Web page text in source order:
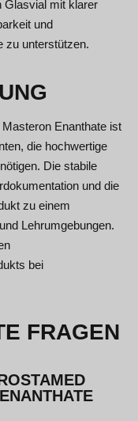
Glasvial mit klarer
und
zu unterstützen.
Enanthate ist
die hochwertige
Die stabile
und die
zu einem
Lehrumgebungen.
bei
FRAGEN